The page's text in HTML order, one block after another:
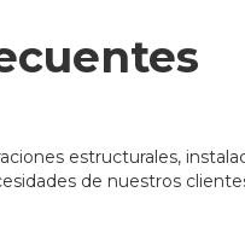
estructurales,
de nuestros